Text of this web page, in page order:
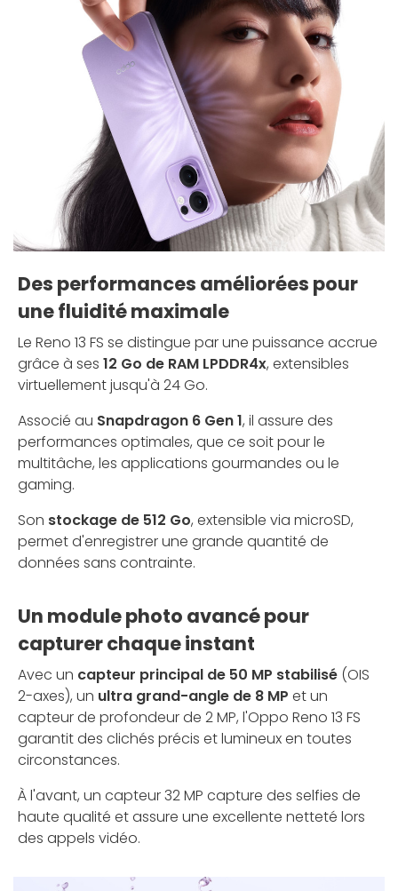
Des performances améliorées pour
une fluidité maximale
Le Reno 13 FS se distingue par une puissance accrue
grâce à ses 12 Go de RAM LPDDR4x, extensibles
virtuellement jusqu'à 24 Go.
Associé au Snapdragon 6 Gen 1, il assure des
performances optimales, que ce soit pour le
multitâche, les applications gourmandes ou le
gaming.
Son stockage de 512 Go, extensible via microSD,
permet d'enregistrer une grande quantité de
données sans contrainte.
Un module photo avancé pour
capturer chaque instant
Avec un capteur principal de 50 MP stabilisé (OIS
2-axes), un ultra grand-angle de 8 MP et un
capteur de profondeur de 2 MP, l'Oppo Reno 13 FS
garantit des clichés précis et lumineux en toutes
circonstances.
À l'avant, un capteur 32 MP capture des selfies de
haute qualité et assure une excellente netteté lors
des appels vidéo.